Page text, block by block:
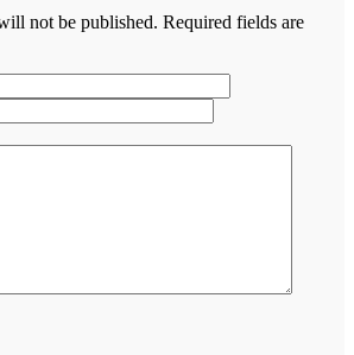
not be published. Required fields are